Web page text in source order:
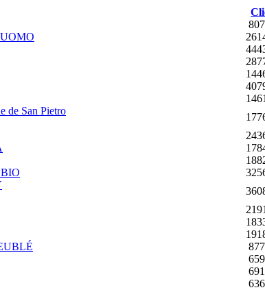
807
1461
de San Pietro
2191
877
659
691
636